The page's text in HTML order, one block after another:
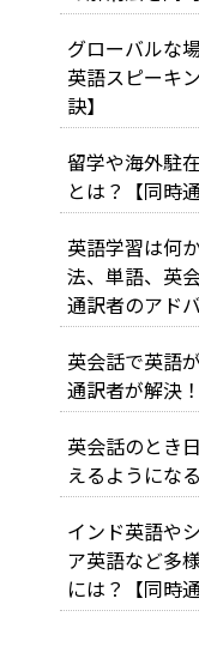
グローバルな
英語スピーキ
訣】
留学や海外駐
とは？【同時
英語学習は何
法、単語、英
通訳者のアドバ
英会話で英語
通訳者が解決！
英会話のとき
えるようにな
インド英語や
ア英語など多
には？【同時